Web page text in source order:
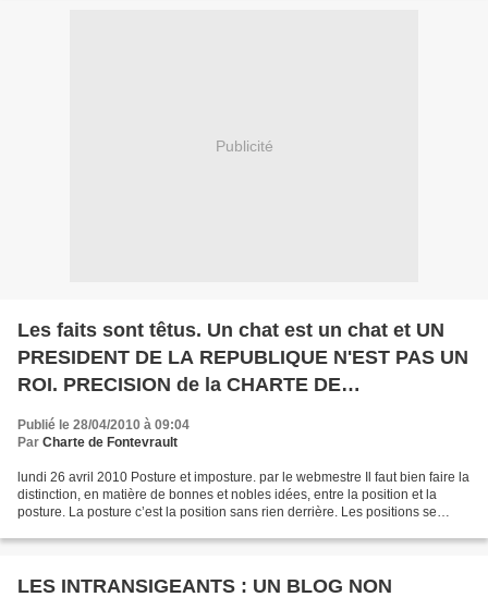
Publicité
Les faits sont têtus. Un chat est un chat et UN
PRESIDENT DE LA REPUBLIQUE N'EST PAS UN
ROI. PRECISION de la CHARTE DE
FONTEVRAULT sur METABLOG.
Publié le 28/04/2010 à 09:04
Par Charte de Fontevrault
lundi 26 avril 2010 Posture et imposture. par le webmestre Il faut bien faire la
distinction, en matière de bonnes et nobles idées, entre la position et la
posture. La posture c’est la position sans rien derrière. Les positions se
LES INTRANSIGEANTS : UN BLOG NON